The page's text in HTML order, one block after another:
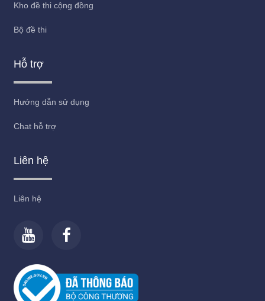
Kho đề thi cộng đồng
Bộ đề thi
Hỗ trợ
Hướng dẫn sử dụng
Chat hỗ trợ
Liên hệ
Liên hệ